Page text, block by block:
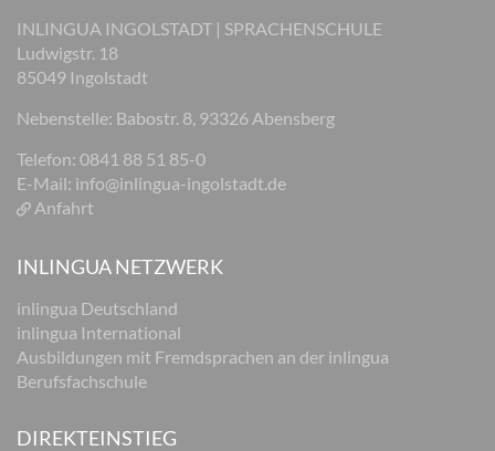
INLINGUA INGOLSTADT | SPRACHENSCHULE
Ludwigstr. 18
85049 Ingolstadt
Nebenstelle: Babostr. 8, 93326 Abensberg
Telefon: 0841 88 51 85-0
E-Mail: info@inlingua-ingolstadt.de
Anfahrt
INLINGUA NETZWERK
inlingua Deutschland
inlingua International
Ausbildungen mit Fremdsprachen an der inlingua
Berufsfachschule
DIREKTEINSTIEG